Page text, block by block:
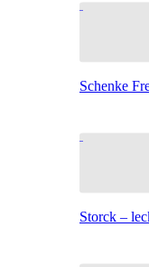
Schenke
Storck –